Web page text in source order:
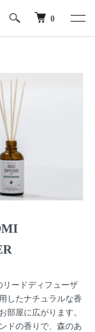
0
リードディフューザ
したナチュラルな香
部屋に広がります。
ドの香りで、森のあ